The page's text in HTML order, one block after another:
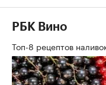
РБК Вино
Топ-8 рецептов